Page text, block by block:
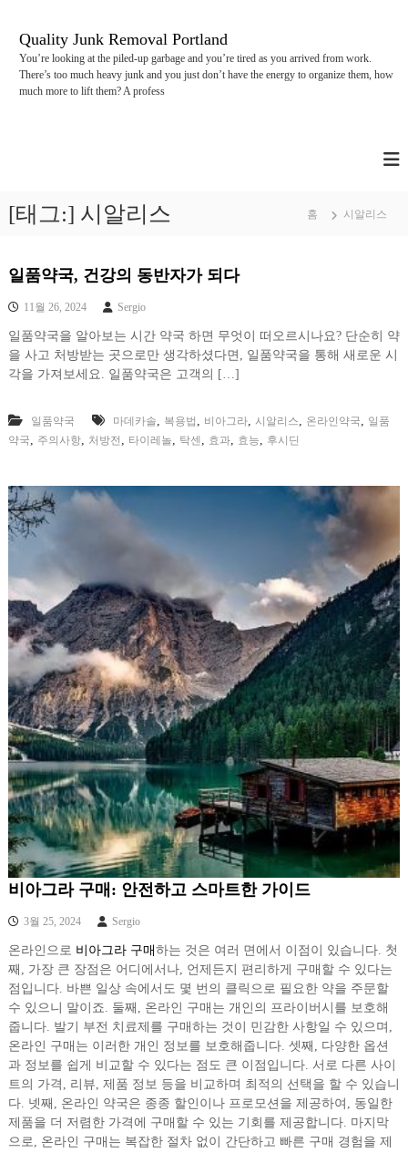
Quality Junk Removal Portland
You’re looking at the piled-up garbage and you’re tired as you arrived from work.
There’s too much heavy junk and you just don’t have the energy to organize them, how
much more to lift them? A profess
[태그:] 시알리스 홈 시알리스
일품약국, 건강의 동반자가 되다
11월 26, 2024 Sergio
일품약국을 알아보는 시간 약국 하면 무엇이 떠오르시나요? 단순히 약
을 사고 처방받는 곳으로만 생각하셨다면, 일품약국을 통해 새로운 시
각을 가져보세요. 일품약국은 고객의 […]
일품약국 마데카솔, 복용법 , 비아그라, 시알리스, 온라인약국, 일품
약국, 주의사항, 처방전 , 타이레놀, 탁센 , 효과, 효능, 후시딘
비아그라 구매: 안전하고 스마트한 가이드
3월 25, 2024 Sergio
온라인으로 비아그라 구매 하는 것은 여러 면에서 이점이 있습니다. 첫
째, 가장 큰 장점은 어디에서나, 언제든지 편리하게 구매할 수 있다는
점입니다. 바쁜 일상 속에서도 몇 번의 클릭으로 필요한 약을 주문할
수 있으니 말이죠. 둘째, 온라인 구매는 개인의 프라이버시를 보호해
줍니다. 발기 부전 치료제를 구매하는 것이 민감한 사항일 수 있으며,
온라인 구매는 이러한 개인 정보를 보호해줍니다. 셋째, 다양한 옵션
과 정보를 쉽게 비교할 수 있다는 점도 큰 이점입니다. 서로 다른 사이
트의 가격, 리뷰, 제품 정보 등을 비교하며 최적의 선택을 할 수 있습니
다. 넷째, 온라인 약국은 종종 할인이나 프로모션을 제공하여, 동일한
제품을 더 저렴한 가격에 구매할 수 있는 기회를 제공합니다. 마지막
으로, 온라인 구매는 복잡한 절차 없이 간단하고 빠른 구매 경험을 제